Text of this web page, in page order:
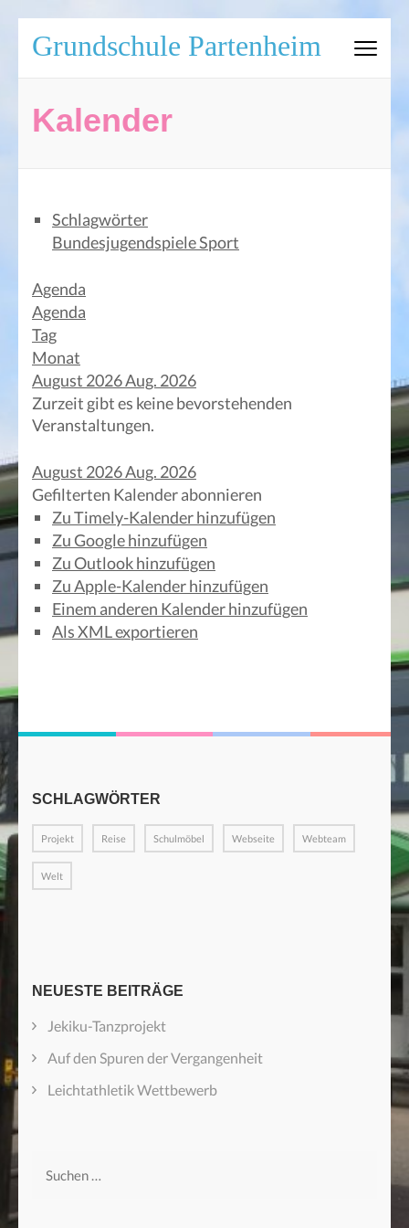
Inhalt
drücken)
Grundschule Partenheim
Kalender
Schlagwörter
BundesjugendspieleSport
Agenda
Agenda
Tag
Monat
August 2026Aug. 2026
Zurzeit gibt es keine bevorstehenden
Veranstaltungen.
August 2026Aug. 2026
Gefilterten Kalender abonnieren
Zu Timely-Kalender hinzufügen
Zu Google hinzufügen
Zu Outlook hinzufügen
Zu Apple-Kalender hinzufügen
Einem anderen Kalender hinzufügen
Als XML exportieren
SCHLAGWÖRTER
Projekt Reise Schulmöbel Webseite Webteam
Welt
NEUESTE BEITRÄGE
Jekiku-Tanzprojekt
Auf den Spuren der Vergangenheit
Leichtathletik Wettbewerb
Suchen